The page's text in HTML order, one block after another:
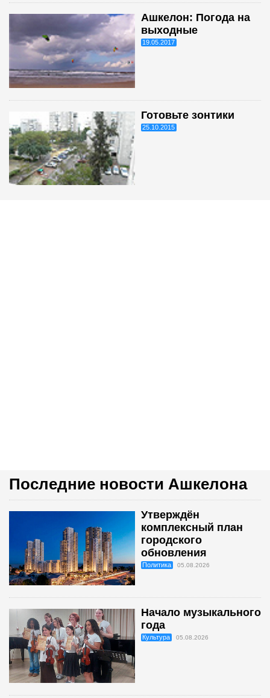
Ашкелон: Погода на
выходные
19.05.2017
Готовьте зонтики
25.10.2015
Последние новости Ашкелона
Утверждён
комплексный план
городского
обновления
Политика 05.08.2026
Начало музыкального
года
Культура 05.08.2026